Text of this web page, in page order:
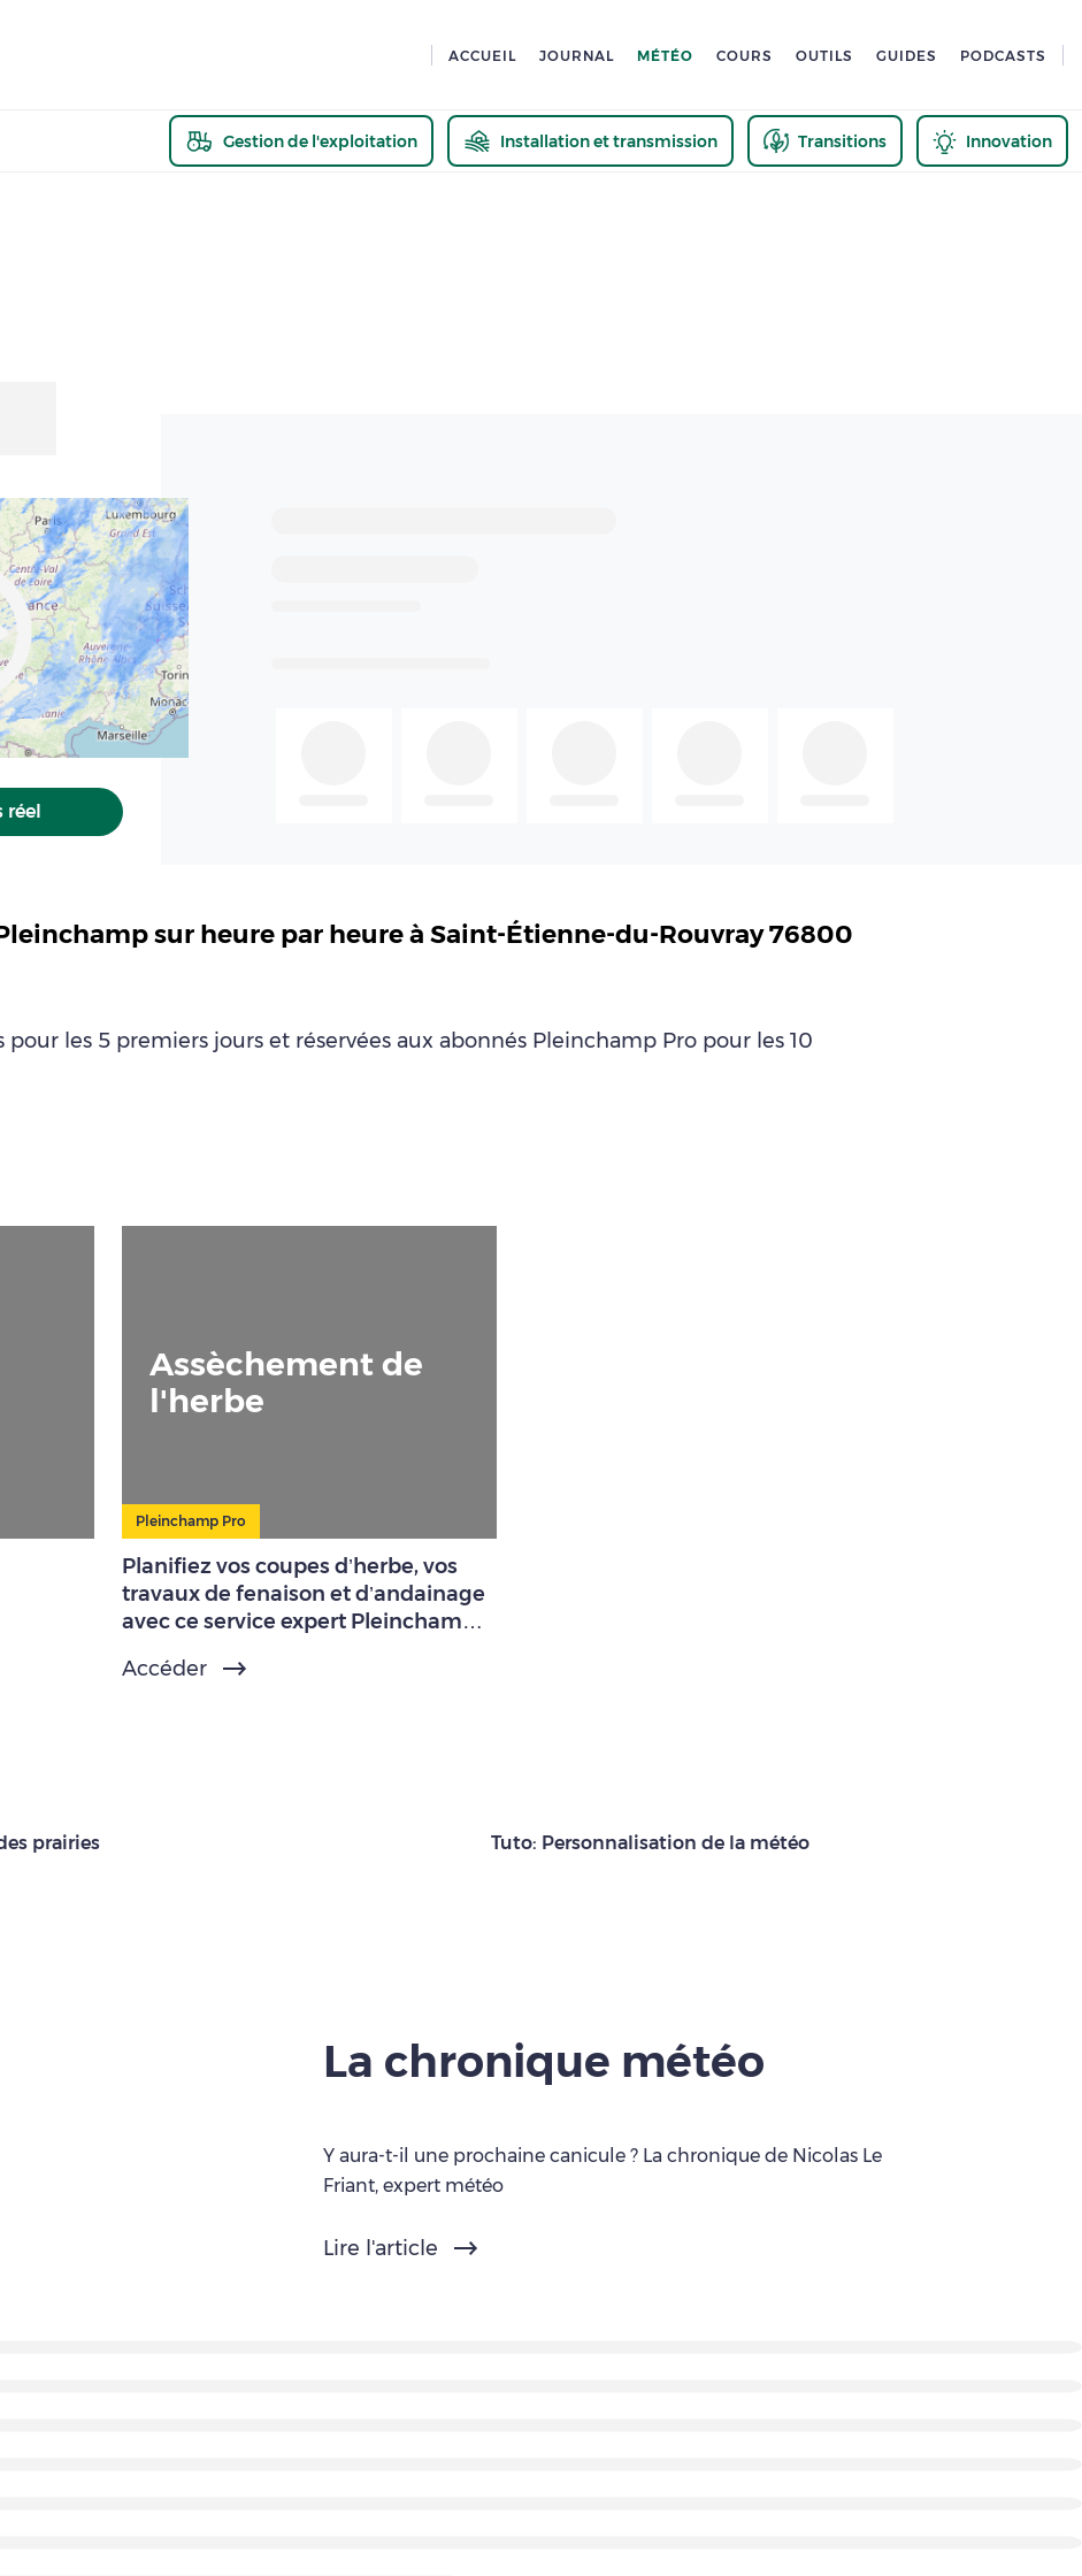
ACCUEIL JOURNAL MÉTÉO COURS OUTILS GUIDES PODCASTS
Gestion de l'exploitation Installation et transmission Transitions Innovation
réel
sur heure par heure à Saint-Étienne-du-Rouvray 76800
pour les 5 premiers jours et réservées aux abonnés Pleinchamp Pro pour les 10
Assèchement de
l'herbe
Pleinchamp Pro
Planifiez vos coupes d’herbe, vos
travaux de fenaison et d’andainage
avec ce service expert Pleinchamp
Accéder
prairies Tuto: Personnalisation de la météo
La chronique météo
Y aura-t-il une prochaine canicule ? La chronique de Nicolas Le
Friant, expert météo
Lire l'article